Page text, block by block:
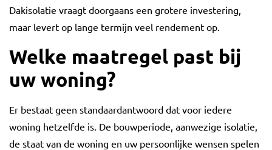
Dakisolatie vraagt doorgaans een grotere investering,
maar levert op lange termijn veel rendement op.
Welke maatregel past bij
uw woning?
Er bestaat geen standaardantwoord dat voor iedere
woning hetzelfde is. De bouwperiode, aanwezige isolatie,
de staat van de woning en uw persoonlijke wensen spelen